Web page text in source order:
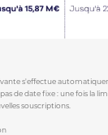
s'effectue
de date fixe : une fois la
souscriptions.